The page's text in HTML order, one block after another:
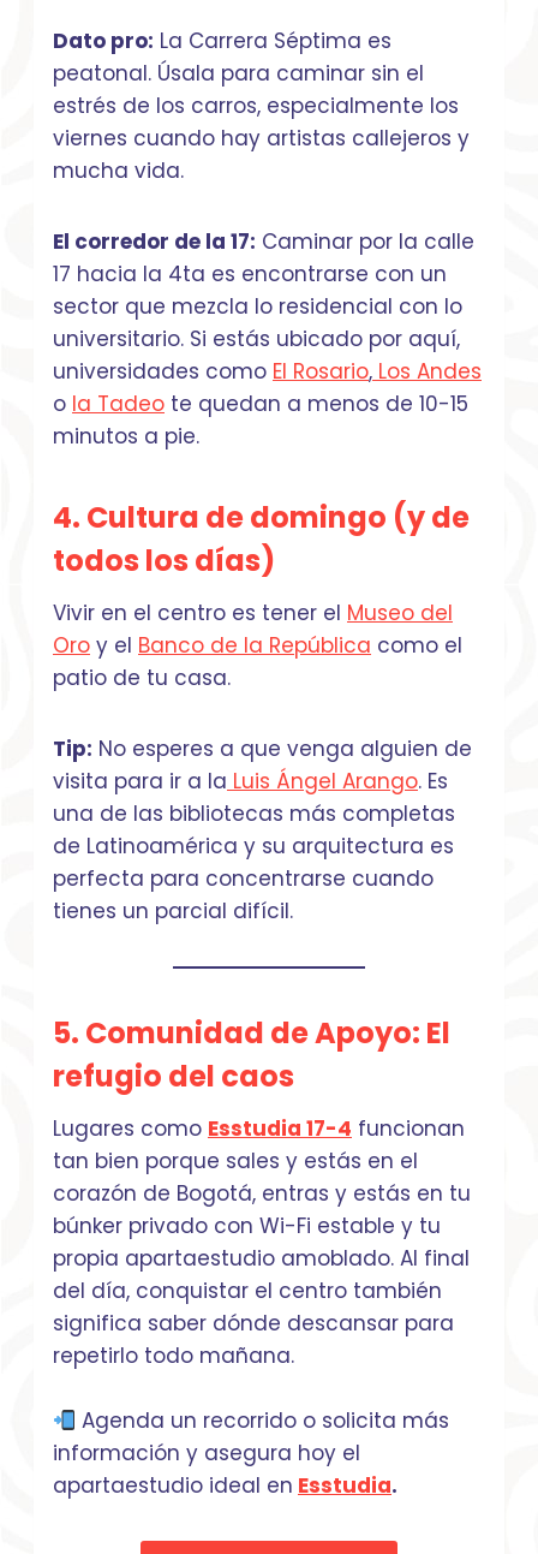
Dato pro: La Carrera Séptima es
peatonal. Úsala para caminar sin el
estrés de los carros, especialmente los
viernes cuando hay artistas callejeros y
mucha vida.
El corredor de la 17: Caminar por la calle
17 hacia la 4ta es encontrarse con un
sector que mezcla lo residencial con lo
universitario. Si estás ubicado por aquí,
universidades como El Rosario, Los Andes
o la Tadeo te quedan a menos de 10-15
minutos a pie.
4. Cultura de domingo (y de
todos los días)
Vivir en el centro es tener el Museo del
Oro y el Banco de la República como el
patio de tu casa.
Tip: No esperes a que venga alguien de
visita para ir a la Luis Ángel Arango. Es
una de las bibliotecas más completas
de Latinoamérica y su arquitectura es
perfecta para concentrarse cuando
tienes un parcial difícil.
5. Comunidad de Apoyo: El
refugio del caos
Lugares como Esstudia 17-4 funcionan
tan bien porque sales y estás en el
corazón de Bogotá, entras y estás en tu
búnker privado con Wi-Fi estable y tu
propia apartaestudio amoblado. Al final
del día, conquistar el centro también
significa saber dónde descansar para
repetirlo todo mañana.
Agenda un recorrido o solicita más
información y asegura hoy el
apartaestudio ideal en Esstudia.